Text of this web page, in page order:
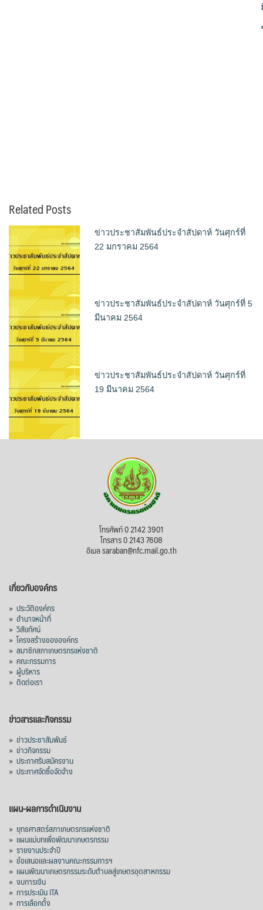
Related Posts
ข่าวประชาสัมพันธ์ประจำสัปดาห์ วันศุกร์ที่
22 มกราคม 2564
ข่าวประชาสัมพันธ์ประจำสัปดาห์ วันศุกร์ที่ 5
มีนาคม 2564
ข่าวประชาสัมพันธ์ประจำสัปดาห์ วันศุกร์ที่
19 มีนาคม 2564
โทรศัพท์ 0 2142 3901
โทรสาร 0 2143 7608
อีเมล saraban@nfc.mail.go.th
เกี่ยวกับองค์กร
» ประวัติองค์กร
» อำนาจหน้าที่
» วิสัยทัศน์
» โครงสร้างขององค์กร
» สมาชิกสภาเกษตรกรแห่งชาติ
» คณะกรรมการ
» ผู้บริหาร
» ติดต่อเรา
ข่าวสารและกิจกรรม
» ข่าวประชาสัมพันธ์
» ข่าวกิจกรรม
» ประกาศรับสมัครงาน
» ประกาศจัดซื้อจัดจ้าง
แผน-ผลการดำเนินงาน
» ยุทธศาสตร์สภาเกษตรกรแห่งชาติ
» แผนแม่บทเพื่อพัฒนาเกษตรกรรม
» รายงานประจำปี
» ข้อเสนอและผลงานคณะกรรมการฯ
» แผนพัฒนาเกษตรกรรมระดับตำบลสู่เกษตรอุตสาหกรรม
» งบการเงิน
» การประเมิน ITA
» การเลือกตั้ง